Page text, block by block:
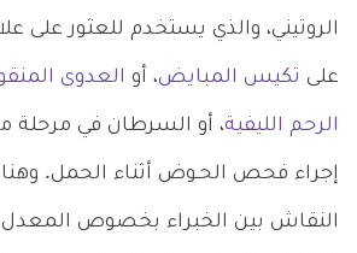
الروتيني، والذي يستخدم للعثور على
على تكيس المبايض، أو العدوى
الرحم الليفية، أو السرطان في مرحلة
إجراء فحص الحـوض أثناء الحمل.
النقاش بين الخبراء بخصوص المعدل